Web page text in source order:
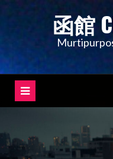
ツ
キ
プ
函館